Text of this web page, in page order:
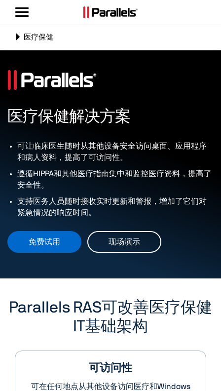
切
导
Toggle
医疗保健
医疗保健解决方案
可让临床医生随时从其他设备安全访问桌面、应用程序
和病人资料，提高了可访问性。
遵循HIPPA和其他医疗指南集中和监控医疗资料，提高了
安全性。
支持医务人员随时接收实时更新和警报，增加了它们对
紧急情况的响应时间。
免费试用 现场演示
Parallels RAS可改善 医疗保健
IT基础架构
可访问性
可在任何地点从其他设备访问医疗和Windows